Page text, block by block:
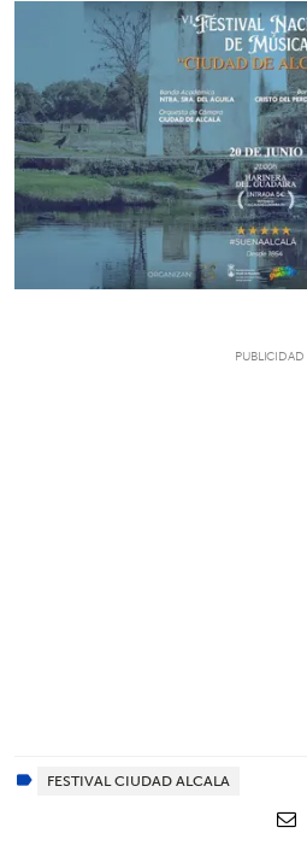
FESTIVAL CIUDAD ALCALA